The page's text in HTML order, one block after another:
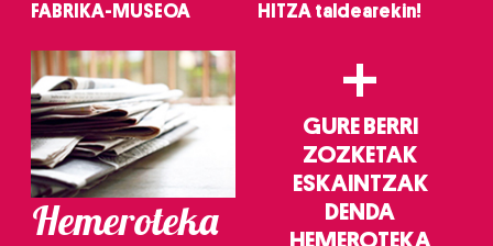
FABRIKA-MUSEOA
HITZA taldearekin!
Hemeroteka
+
GURE BERRI
ZOZKETAK
ESKAINTZAK
DENDA
HEMEROTEKA